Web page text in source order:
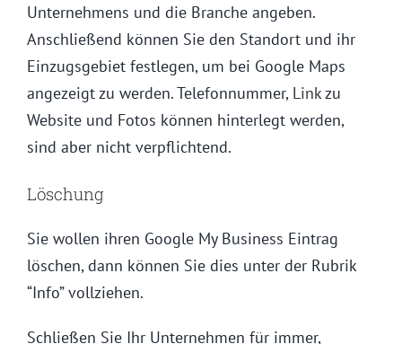
Unternehmens und die Branche angeben.
Anschließend können Sie den Standort und ihr
Einzugsgebiet festlegen, um bei Google Maps
angezeigt zu werden. Telefonnummer, Linkzu
Website und Fotos können hinterlegt werden,
sind aber nicht verpflichtend.
Löschung
Sie wollen ihren Google My Business Eintrag
löschen, dann können Sie dies unter der Rubrik
“Info” vollziehen.
Schließen Sie Ihr Unternehmen für immer,